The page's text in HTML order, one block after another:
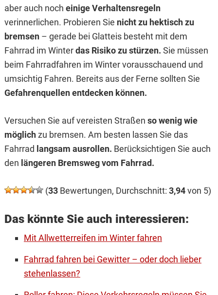
aber auch noch einige Verhaltensregeln
verinnerlichen. Probieren Sie nicht zu hektisch zu
bremsen – gerade bei Glatteis besteht mit dem
Fahrrad im Winterdas Risiko zu stürzen. Sie müssen
beim Fahrradfahren im Winter vorausschauend und
umsichtig Fahren. Bereits aus der Ferne sollten Sie
Gefahrenquellen entdecken können.
Versuchen Sie auf vereisten Straßen so wenig wie
möglichzu bremsen. Am besten lassen Sie das
Fahrrad langsam ausrollen. Berücksichtigen Sie auch
den längeren Bremsweg vom Fahrrad.
(33Bewertungen, Durchschnitt: 3,94von 5)
Das könnte Sie auch interessieren:
Mit Allwetterreifen im Winter fahren
Fahrrad fahren bei Gewitter – oder doch lieber
stehenlassen?